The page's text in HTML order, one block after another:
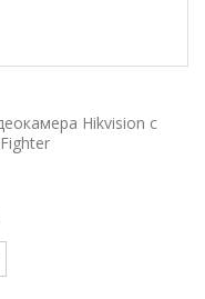
Hikvision с